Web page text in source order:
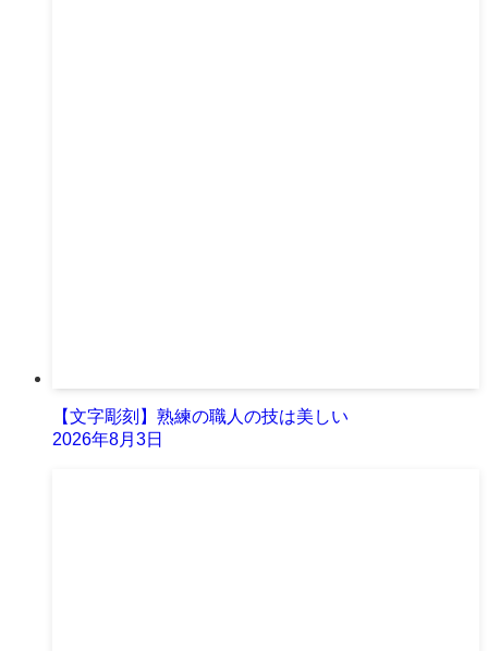
【文字彫刻】熟練の職人の技は美しい
2026年8月3日